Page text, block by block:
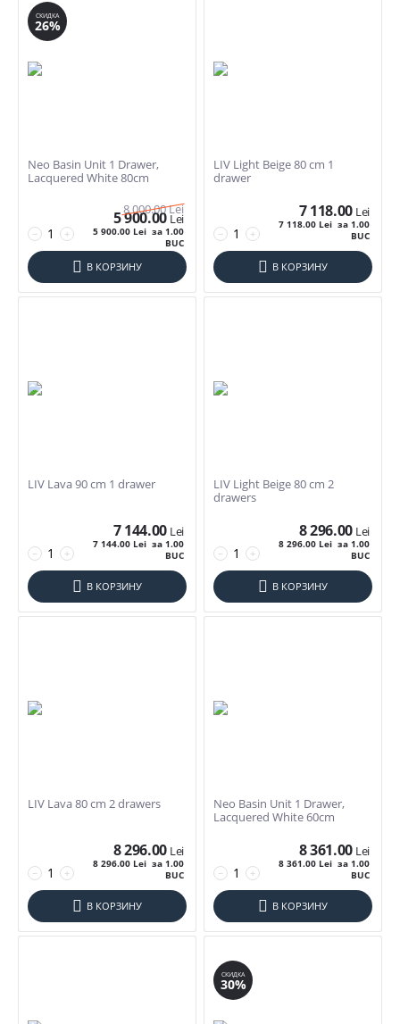
50-69cm
СКИДКА
26%
Neo Basin Unit 1 Drawer,
Lacquered White 80cm
+
−
8 000.00Lei
5 900.00Lei
5 900.00 Lei за 1.00
BUC
В КОРЗИНУ
LIV Light Beige 80 cm 1
drawer
+
−
7 118.00 Lei
7 118.00 Lei за 1.00
BUC
В КОРЗИНУ
LIV Lava 90 cm 1 drawer
+
−
7 144.00 Lei
7 144.00 Lei за 1.00
BUC
В КОРЗИНУ
LIV Light Beige 80 cm 2
drawers
+
−
8 296.00 Lei
8 296.00 Lei за 1.00
BUC
В КОРЗИНУ
LIV Lava 80 cm 2 drawers
+
−
8 296.00 Lei
8 296.00 Lei за 1.00
BUC
В КОРЗИНУ
Neo Basin Unit 1 Drawer,
Lacquered White 60cm
+
−
8 361.00 Lei
8 361.00 Lei за 1.00
BUC
В КОРЗИНУ
СКИДКА
30%